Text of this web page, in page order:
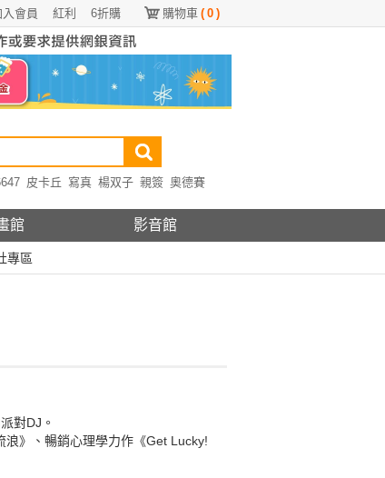
購物車 ( 0 )
6折購
紅利
入會員
皮卡丘 寫真 楊双子 親簽 奧德賽
館 影音館
專區
對DJ。
》、暢銷心理學力作《Get Lucky!